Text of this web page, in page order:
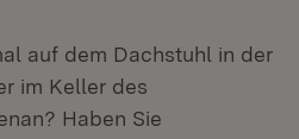
auf dem Dachstuhl in der
im Keller des
Haben Sie